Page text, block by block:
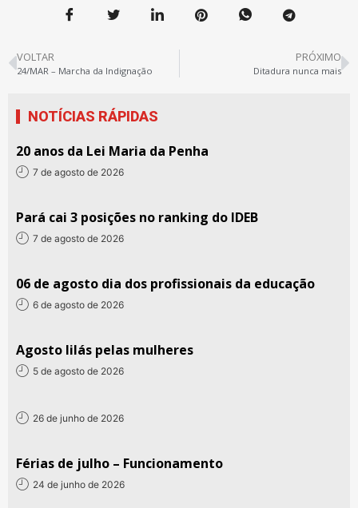
VOLTAR
24/MAR – Marcha da Indignação
PRÓXIMO
Ditadura nunca mais
NOTÍCIAS RÁPIDAS
20 anos da Lei Maria da Penha
7 de agosto de 2026
Pará cai 3 posições no ranking do IDEB
7 de agosto de 2026
06 de agosto dia dos profissionais da educação
6 de agosto de 2026
Agosto lilás pelas mulheres
5 de agosto de 2026
26 de junho de 2026
Férias de julho – Funcionamento
24 de junho de 2026